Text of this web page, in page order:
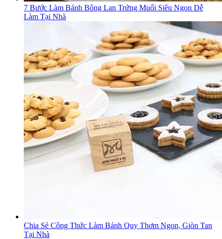
7 Bước Làm Bánh Bông Lan Trứng Muối Siêu Ngon Dễ
Làm Tại Nhà
Chia Sẻ Công Thức Làm Bánh Quy Thơm Ngon, Giòn Tan
Tại Nhà